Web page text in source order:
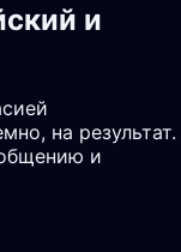
и
на результат.
и